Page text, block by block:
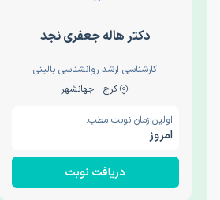
دکتر هاله جعفری نجد
کارشناسی ارشد روانشناسی بالینی
کرج - جهانشهر
اولین زمان نوبت مطب:
امروز
دریافت نوبت